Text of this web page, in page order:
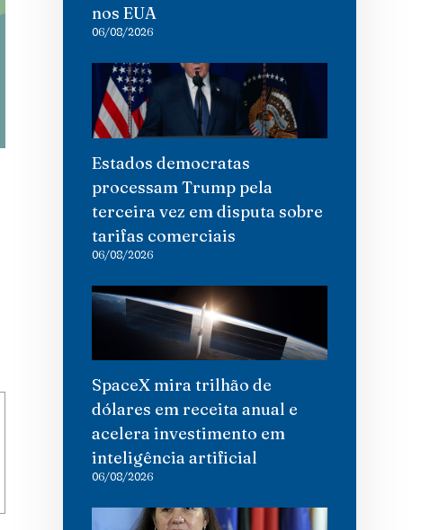
nos EUA
06/08/2026
Estados democratas
processam Trump pela
terceira vez em disputa sobre
tarifas comerciais
06/08/2026
SpaceX mira trilhão de
dólares em receita anual e
acelera investimento em
inteligência artificial
06/08/2026